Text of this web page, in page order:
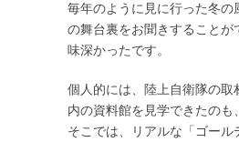
毎年のように見に行った冬の
の舞台裏をお聞きすることが
味深かったです。
個人的には、陸上自衛隊の取
内の資料館を見学できたのも
そこでは、リアルな「ゴール